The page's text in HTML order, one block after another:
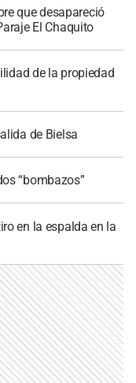
que desapareció
El Chaquito
de la propiedad
de Bielsa
“bombazos”
en la espalda en la